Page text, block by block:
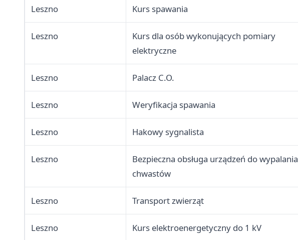
Leszno Kurs spawania
Leszno
Kurs dla osób wykonujących pomiary
elektryczne
Leszno Palacz C.O.
Leszno Weryfikacja spawania
Leszno Hakowy sygnalista
Leszno
Bezpieczna obsługa urządzeń do wypalania
chwastów
Leszno Transport zwierząt
Leszno Kurs elektroenergetyczny do 1 kV